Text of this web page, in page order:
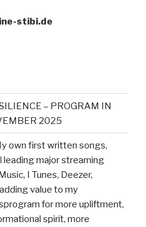
stibi.de
– PROGRAM IN
2025
own first written songs,
leading major streaming
I Tunes, Deezer,
value to my
for more upliftment,
spirit, more